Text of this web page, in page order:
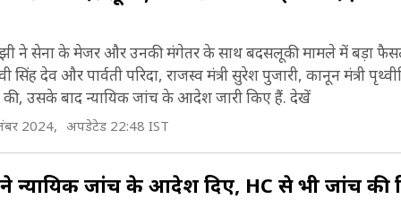
ने सेना के मेजर और उनकी मंगेतर के साथ बदसलूकी मामले में बड़ा
सिंह देव और पार्वती परिदा, राजस्व मंत्री सुरेश पुजारी, कानून मंत्री
की, उसके बाद न्यायिक जांच के आदेश जारी किए हैं. देखें
2024, अपडेटेड 22:48 IST
न्यायिक जांच के आदेश दिए, HC से भी जांच की